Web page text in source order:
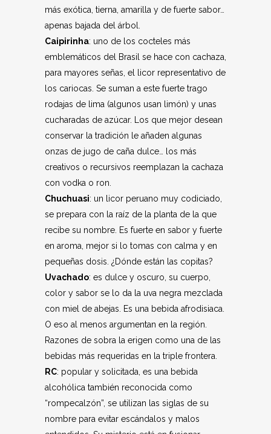
más exótica, tierna, amarilla y de fuerte sabor…
apenas bajada del árbol.
Caipirinha: uno de los cocteles más
emblemáticos del Brasil se hace con cachaza,
para mayores señas, el licor representativo de
los cariocas. Se suman a este fuerte trago
rodajas de lima (algunos usan limón) y unas
cucharadas de azúcar. Los que mejor desean
conservar la tradición le añaden algunas
onzas de jugo de caña dulce… los más
creativos o recursivos reemplazan la cachaza
con vodka o ron.
Chuchuasi: un licor peruano muy codiciado,
se prepara con la raíz de la planta de la que
recibe su nombre. Es fuerte en sabor y fuerte
en aroma, mejor si lo tomas con calma y en
pequeñas dosis. ¿Dónde están las copitas?
Uvachado: es dulce y oscuro, su cuerpo,
color y sabor se lo da la uva negra mezclada
con miel de abejas. Es una bebida afrodisiaca.
O eso al menos argumentan en la región.
Razones de sobra la erigen como una de las
bebidas más requeridas en la triple frontera.
RC: popular y solicitada, es una bebida
alcohólica también reconocida como
“rompecalzón”, se utilizan las siglas de su
nombre para evitar escándalos y malos